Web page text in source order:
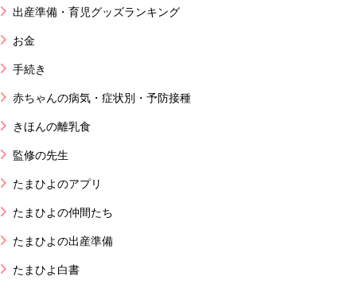
出産準備・育児グッズランキング
お金
手続き
赤ちゃんの病気・症状別・予防接種
きほんの離乳食
監修の先生
たまひよのアプリ
たまひよの仲間たち
たまひよの出産準備
たまひよ白書